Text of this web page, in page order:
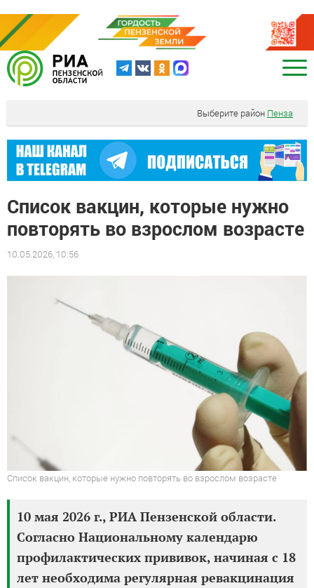
Выберите район Пенза
Список вакцин, которые нужно
повторять во взрослом возрасте
10.05.2026, 10:56
Список вакцин, которые нужно повторять во взрослом возрасте
10 мая 2026 г., РИА Пензенской области.
Согласно Национальному календарю
профилактических прививок, начиная с 18
лет необходима регулярная ревакцинация